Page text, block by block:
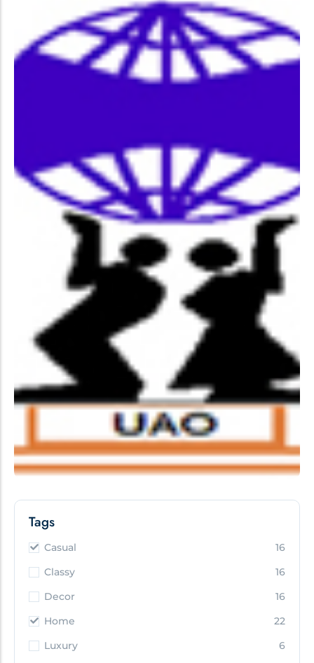
Tags
Casual
16
Classy
16
Decor
16
Home
22
Luxury
6